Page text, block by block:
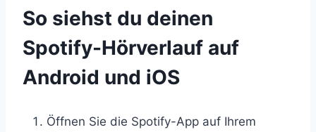
So siehst du deinen
Spotify-Hörverlauf auf
Android und iOS
Öffnen Sie die Spotify-App auf Ihrem